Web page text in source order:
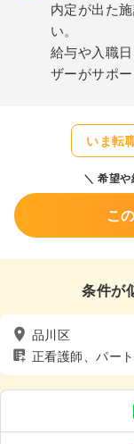
内定が出た
い。
給与や入職
ザーがサポー
いま転
希望や
こ
条件が
品川区
正看護師、パー
護・福祉系、4